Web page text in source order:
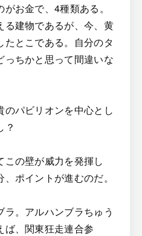
お金で、4種類ある。
る建物であるが、今、黄
とこである。自分のタ
っちかと思って間違いな
パビリオンを中心とし
？
この壁が威力を発揮し
ポイントが進むのだ。
。アルハンブラちゅう
ば、関東狂走連合参